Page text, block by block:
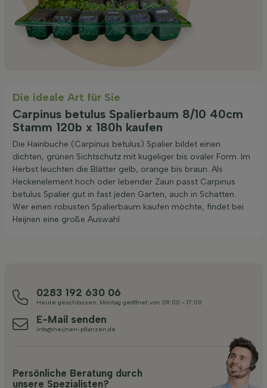
Die ideale Art für Sie
Carpinus betulus Spalierbaum 8/10 40cm
Stamm 120b x 180h kaufen
Die Hainbuche (Carpinus betulus) Spalier bildet einen
dichten, grünen Sichtschutz mit kugeliger bis ovaler Form. Im
Herbst leuchten die Blätter gelb, orange bis braun. Als
Heckenelement hoch oder lebender Zaun passt Carpinus
betulus Spalier gut in fast jeden Garten, auch in Schatten.
Wer einen robusten Spalierbaum kaufen möchte, findet bei
Heijnen eine große Auswahl.
0283 192 630 06
Heute geschlossen. Montag geöffnet von 09:00 - 17:00
E-Mail senden
info@heijnen-pflanzen.de
Persönliche Beratung durch
unsere Spezialisten?